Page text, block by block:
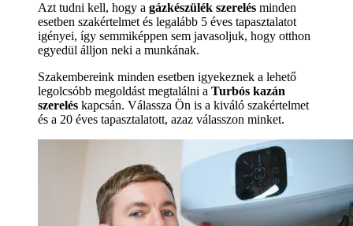
Azt tudni kell, hogy a gázkészülék szerelés minden
esetben szakértelmet és legalább 5 éves tapasztalatot
igényei, így semmiképpen sem javasoljuk, hogy otthon
egyedül álljon neki a munkának.
Szakembereink minden esetben igyekeznek a lehető
legolcsóbb megoldást megtalálni a Turbós kazán
szerelés kapcsán. Válassza Ön is a kiváló szakértelmet
és a 20 éves tapasztalatott, azaz válasszon minket.